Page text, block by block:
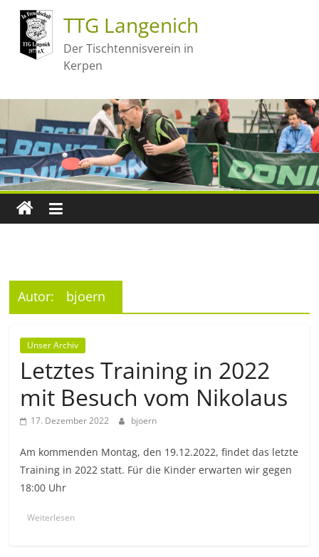
TTG Langenich
Der Tischtennisverein in
Kerpen
Autor: bjoern
Unser Archiv
Letztes Training in 2022
mit Besuch vom Nikolaus
17. Dezember 2022 bjoern
Am kommenden Montag, den 19.12.2022, findet das letzte
Training in 2022 statt. Für die Kinder erwarten wir gegen
18:00 Uhr
Weiterlesen